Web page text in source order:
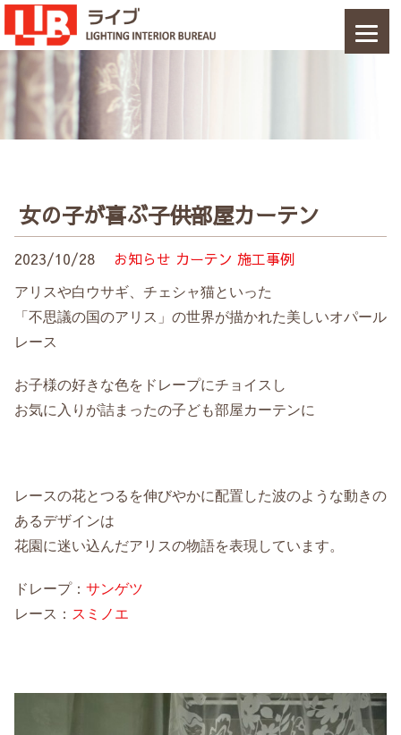
女の子が喜ぶ子供部屋カーテン
2023/10/28 お知らせ カーテン 施工事例
アリスや白ウサギ、チェシャ猫といった
「不思議の国のアリス」の世界が描かれた美しいオパール
レース
お子様の好きな色をドレープにチョイスし
お気に入りが詰まったの子ども部屋カーテンに
レースの花とつるを伸びやかに配置した波のような動きの
あるデザインは
花園に迷い込んだアリスの物語を表現しています。
ドレープ： サンゲツ
レース： スミノエ